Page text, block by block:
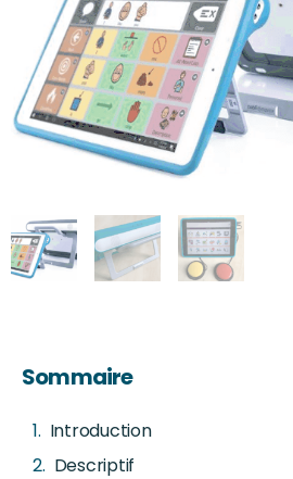
Sommaire
Introduction
Descriptif